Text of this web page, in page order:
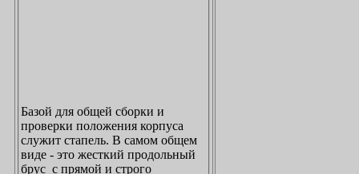
Базой для общей сборки и
проверки положения корпуса
служит стапель. В самом общем
виде - это жесткий продольный
брус с прямой и строго